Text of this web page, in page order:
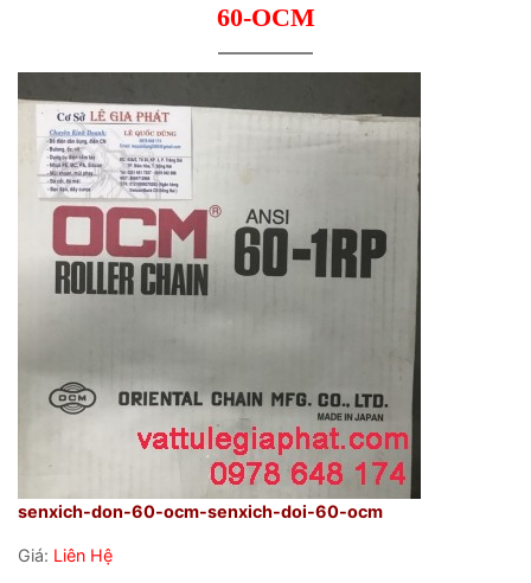
60-OCM
senxich-don-60-ocm-senxich-doi-60-ocm
Giá: Liên Hệ